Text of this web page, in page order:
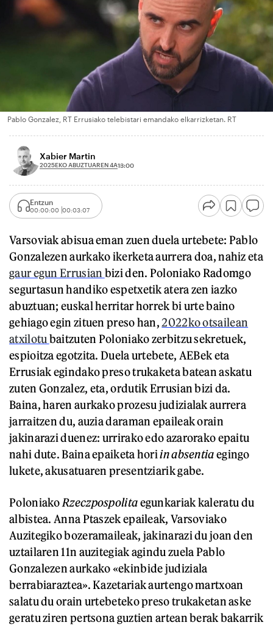
Pablo Gonzalez, RT Errusiako telebistari emandako elkarrizketan. RT
Xabier Martin
2025EKO ABUZTUAREN 4A13:00
Entzun
00:00:00 00:03:07
Varsoviak abisua eman zuen duela urtebete: Pablo
Gonzalezen aurkako ikerketa aurrera doa, nahiz eta
gaur egun Errusian bizi den. Poloniako Radomgo
segurtasun handiko espetxetik atera zen iazko
abuztuan; euskal herritar horrek bi urte baino
gehiago egin zituen preso han,2022ko otsailean
atxilotu baitzuten Poloniako zerbitzu sekretuek,
espioitza egotzita. Duela urtebete, AEBek eta
Errusiak egindako preso trukaketa batean askatu
zuten Gonzalez, eta, ordutik Errusian bizi da.
Baina, haren aurkako prozesu judizialak aurrera
jarraitzen du, auzia daraman epaileak orain
jakinarazi duenez: urrirako edo azarorako epaitu
nahi dute. Baina epaiketa horiin absentiaegingo
lukete, akusatuaren presentziarik gabe.
Poloniako Rzeczpospolitaegunkariak kaleratu du
albistea. Anna Ptaszek epaileak, Varsoviako
Auzitegiko bozeramaileak, jakinarazi du joan den
uztailaren 11n auzitegiak agindu zuela Pablo
Gonzalezen aurkako «ekinbide judiziala
berrabiaraztea». Kazetariak aurtengo martxoan
salatu du orain urtebeteko preso trukaketan aske
geratu ziren pertsona guztien artean berak bakarrik